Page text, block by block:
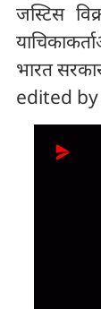
जस्टिस
भारत
edited